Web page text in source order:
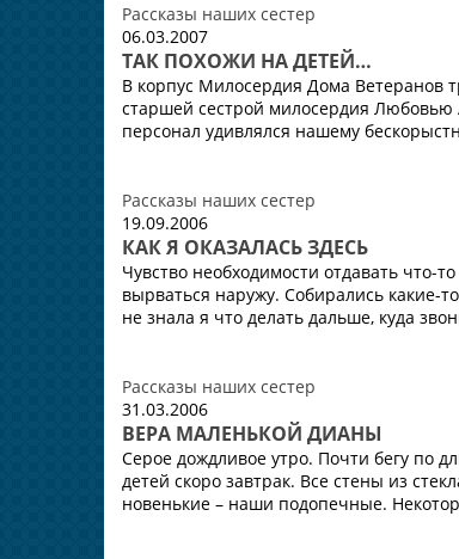
Рассказы наших сестер
06.03.2007
ТАК ПОХОЖИ НА ДЕТЕЙ…
В корпус Милосердия Дома Ветеранов
старшей сестрой милосердия Любовью
персонал удивлялся нашему
Рассказы наших сестер
19.09.2006
КАК Я ОКАЗАЛАСЬ ЗДЕСЬ
Чувство необходимости отдавать
вырваться наружу. Собирались какие-
не знала я что делать дальше, куда
Рассказы наших сестер
31.03.2006
ВЕРА МАЛЕНЬКОЙ ДИАНЫ
Серое дождливое утро. Почти бегу по
детей скоро завтрак. Все стены из
новенькие – наши подопечные.